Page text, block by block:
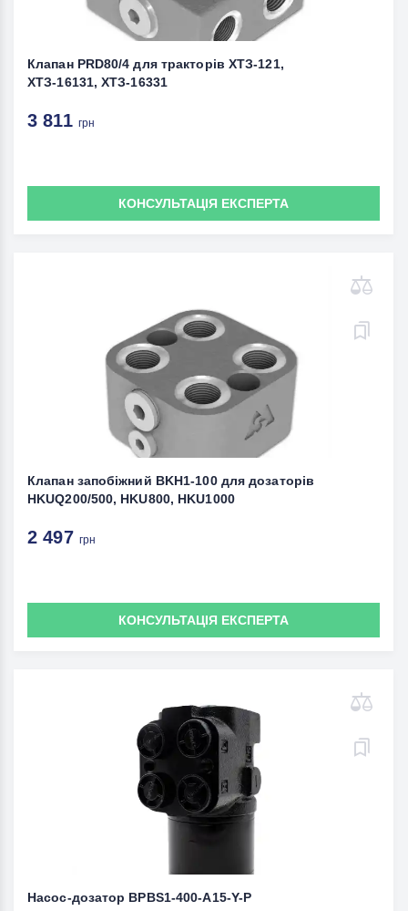
Клапан PRD80/4 для тракторів ХТЗ-121,
ХТЗ-16131, ХТЗ-16331
3 811 грн
КОНСУЛЬТАЦІЯ ЕКСПЕРТА
Клапан запобіжний BKH1-100 для дозаторів
HKUQ200/500, HKU800, HKU1000
2 497 грн
КОНСУЛЬТАЦІЯ ЕКСПЕРТА
Насос-дозатор BPBS1-400-A15-Y-P